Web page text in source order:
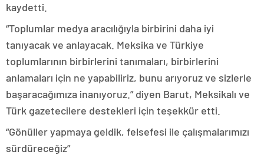
kaydetti.
“Toplumlar medya aracılığıyla birbirini daha iyi
tanıyacak ve anlayacak. Meksika ve Türkiye
toplumlarının birbirlerini tanımaları, birbirlerini
anlamaları için ne yapabiliriz, bunu arıyoruz ve sizlerle
başaracağımıza inanıyoruz.” diyen Barut, Meksikalı ve
Türk gazetecilere destekleri için teşekkür etti.
“Gönüller yapmaya geldik, felsefesi ile çalışmalarımızı
sürdüreceğiz”